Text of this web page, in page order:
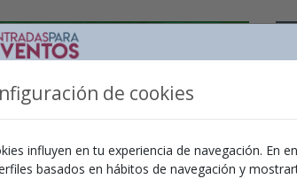
de cookies
influyen en tu experiencia de navegación. En
basados en hábitos de navegación y